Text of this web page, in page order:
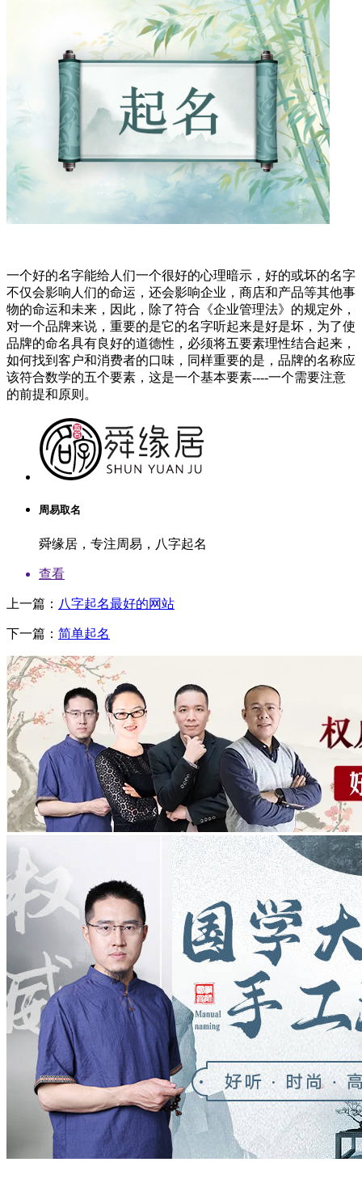
一个好的名字能给人们一个很好的心理暗示，好的或坏的名字
不仅会影响人们的命运，还会影响企业，商店和产品等其他事
物的命运和未来，因此，除了符合《企业管理法》的规定外，
对一个品牌来说，重要的是它的名字听起来是好是坏，为了使
品牌的命名具有良好的道德性，必须将五要素理性结合起来，
如何找到客户和消费者的口味，同样重要的是，品牌的名称应
该符合数学的五个要素，这是一个基本要素----一个需要注意
的前提和原则。
周易取名
舜缘居，专注周易，八字起名
查看
上一篇： 八字起名最好的网站
下一篇： 简单起名